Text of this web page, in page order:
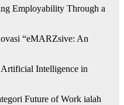
Employability Through a
“eMARZsive: An
Artificial Intelligence in
Future of Work ialah